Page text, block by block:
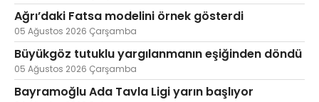
Ağrı’daki Fatsa modelini örnek gösterdi
05 Ağustos 2026 Çarşamba
Büyükgöz tutuklu yargılanmanın eşiğinden döndü
05 Ağustos 2026 Çarşamba
Bayramoğlu Ada Tavla Ligi yarın başlıyor